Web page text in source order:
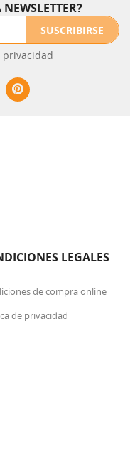
SUSCRIBIRSE
privacidad
LEGALES
de compra online
de privacidad